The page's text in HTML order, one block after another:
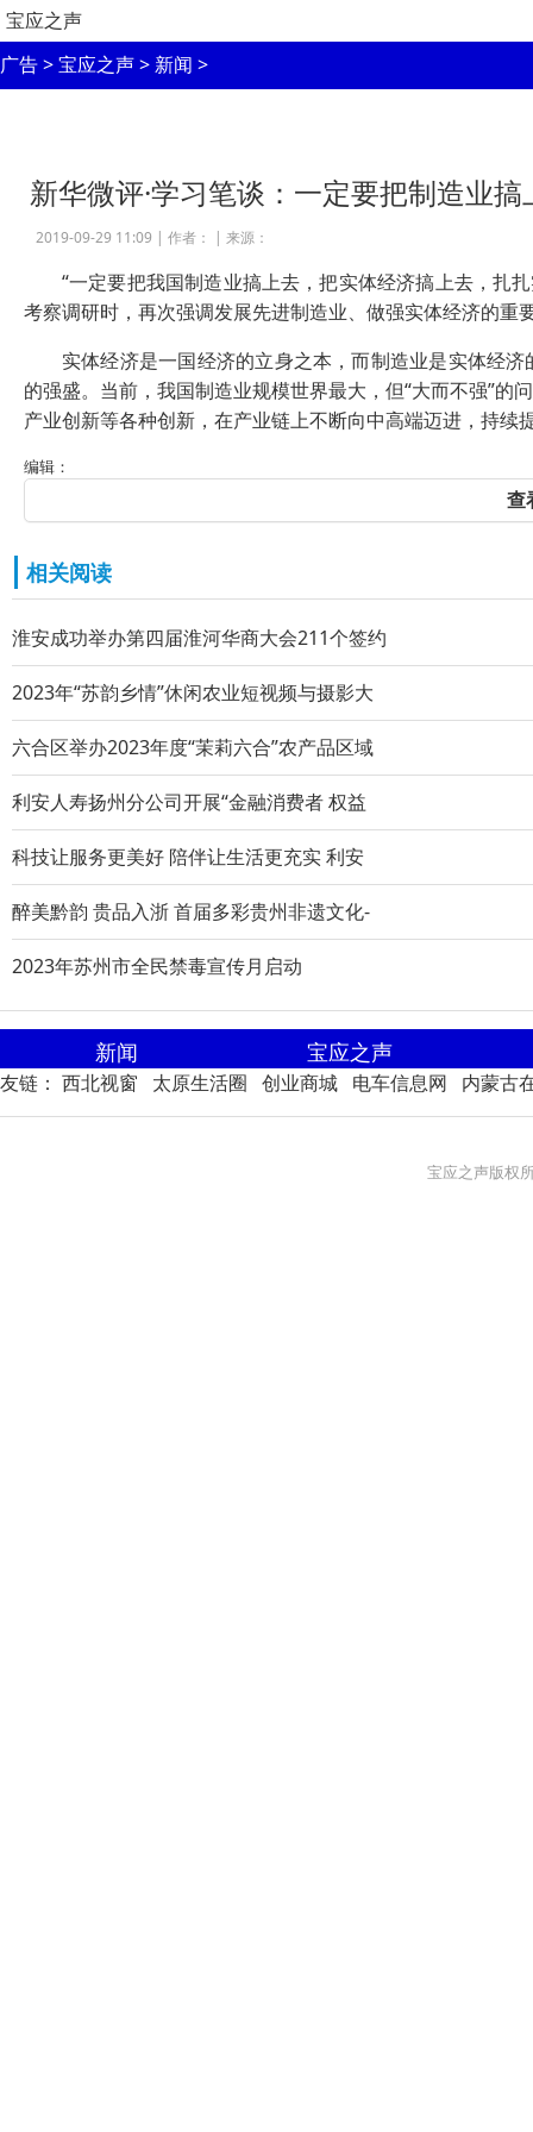
宝应之声
广告>宝应之声> 新闻 >
新华微评·学习笔谈：一定要把制造业搞
2019-09-29 11:09 | 作者： | 来源：
“一定要把我国制造业搞上去，把实体经济搞上去，扎扎
考察调研时，再次强调发展先进制造业、做强实体经济的重
实体经济是一国经济的立身之本，而制造业是实体经济
的强盛。当前，我国制造业规模世界最大，但“大而不强”
产业创新等各种创新，在产业链上不断向中高端迈进，持续
编辑：
查
相关阅读
淮安成功举办第四届淮河华商大会211个签约
2023年“苏韵乡情”休闲农业短视频与摄影大
六合区举办2023年度“茉莉六合”农产品区域
利安人寿扬州分公司开展“金融消费者 权益
科技让服务更美好 陪伴让生活更充实 利安
醉美黔韵 贵品入浙 首届多彩贵州非遗文化-
2023年苏州市全民禁毒宣传月启动
新闻 宝应之声
友链： 西北视窗 太原生活圈 创业商城 电车信息网 内蒙古
宝应之声版权